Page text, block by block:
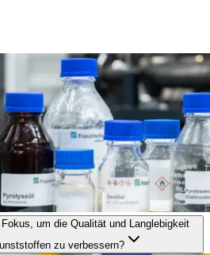
um die Qualität und Langlebigkeit
zu verbessern?